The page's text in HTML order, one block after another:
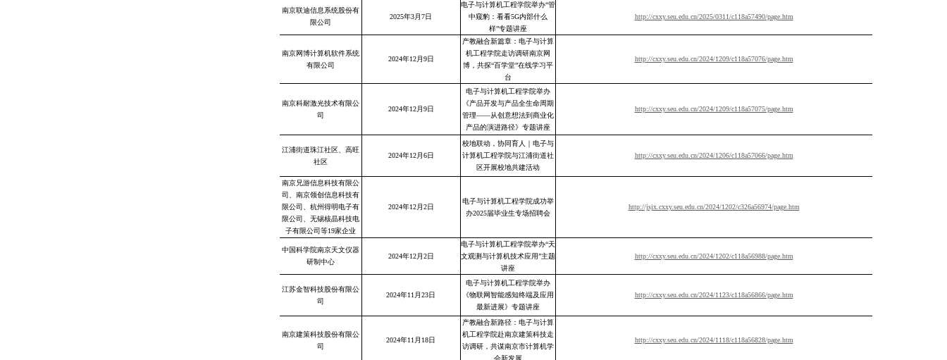
南京联迪信息系统股份有
限公司
2025年3月7日
电子与计算机工程学院举办“管
中窥豹：看看5G内部什么
样”专题讲座
http://cxxy.seu.edu.cn/2025/0311/c118a57490/page.htm
南京网博计算机软件系统
有限公司
2024年12月9日
产教融合新篇章：电子与计算
机工程学院走访调研南京网
博，共探“百学堂”在线学习平
台
http://cxxy.seu.edu.cn/2024/1209/c118a57076/page.htm
南京科耐激光技术有限公
司
2024年12月9日
电子与计算机工程学院举办
《产品开发与产品全生命周期
管理——从创意想法到商业化
产品的演进路径》专题讲座
http://cxxy.seu.edu.cn/2024/1209/c118a57075/page.htm
江浦街道珠江社区、高旺
社区
2024年12月6日
校地联动，协同育人｜电子与
计算机工程学院与江浦街道社
区开展校地共建活动
http://cxxy.seu.edu.cn/2024/1206/c118a57066/page.htm
南京兄游信息科技有限公
司、南京领创信息科技有
限公司、杭州得明电子有
限公司、无锡核晶科技电
子有限公司等19家企业
2024年12月2日
电子与计算机工程学院成功举
办2025届毕业生专场招聘会
http://jsjx.cxxy.seu.edu.cn/2024/1202/c326a56974/page.htm
中国科学院南京天文仪器
研制中心
2024年12月2日
电子与计算机工程学院举办“天
文观测与计算机技术应用”主题
讲座
http://cxxy.seu.edu.cn/2024/1202/c118a56988/page.htm
江苏金智科技股份有限公
司
2024年11月23日
电子与计算机工程学院举办
《物联网智能感知终端及应用
最新进展》专题讲座
http://cxxy.seu.edu.cn/2024/1123/c118a56866/page.htm
南京建策科技股份有限公
司
2024年11月18日
产教融合新路径：电子与计算
机工程学院赴南京建策科技走
访调研，共谋南京市计算机学
会新发展
http://cxxy.seu.edu.cn/2024/1118/c118a56828/page.htm